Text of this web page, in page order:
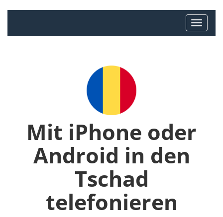
Mit iPhone oder
Android in den
Tschad
telefonieren